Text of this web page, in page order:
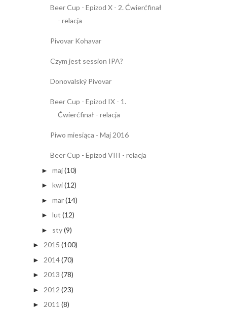
Beer Cup - Epizod X - 2. Ćwierćfinał
- relacja
Pivovar Kohavar
Czym jest session IPA?
Donovalský Pivovar
Beer Cup - Epizod IX - 1.
Ćwierćfinał - relacja
Piwo miesiąca - Maj 2016
Beer Cup - Epizod VIII - relacja
► maj(10)
► kwi(12)
► mar(14)
► lut (12)
► sty(9)
► 2015 (100)
► 2014(70)
► 2013 (78)
► 2012 (23)
► 2011 (8)